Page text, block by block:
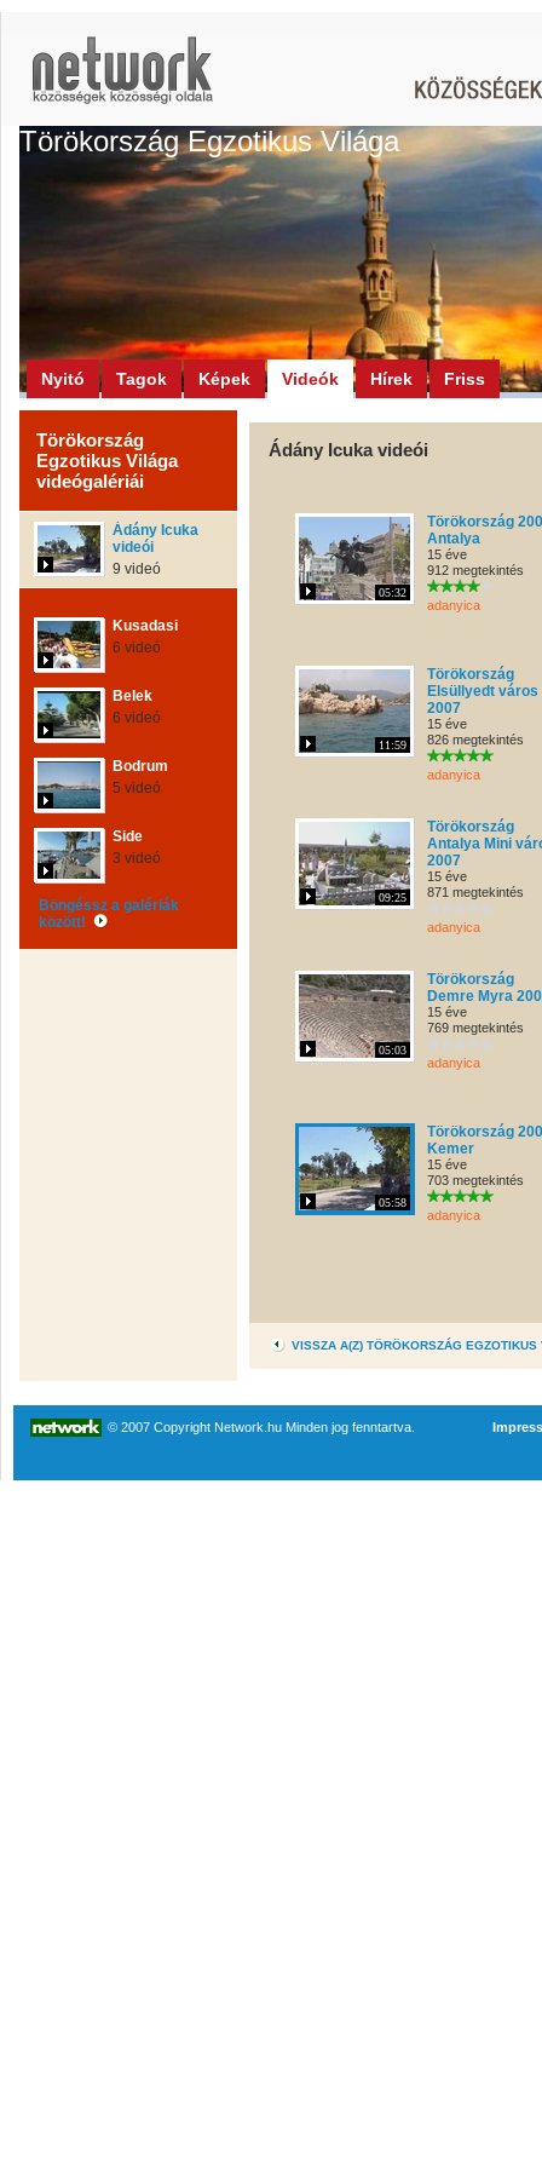
Törökország Egzotikus Világa
Nyitó Tagok Képek Videók Hírek Friss
Törökország
Egzotikus Világa
videógalériái
Ádány Icuka
videói
9 videó
Kusadasi
6 videó
Belek
6 videó
Bodrum
5 videó
Side
3 videó
Böngéssz a galériák
között!
Ádány Icuka videói
05:32
Törökország
Antalya
15 éve
912 megtekintés
adanyica
11:59
Törökország
Elsüllyedt város
2007
15 éve
826 megtekintés
adanyica
09:25
Törökország
Antalya Mini
2007
15 éve
871 megtekintés
adanyica
05:03
Törökország
Demre Myra
15 éve
769 megtekintés
adanyica
05:58
Törökország
Kemer
15 éve
703 megtekintés
adanyica
VISSZA A(Z) TÖRÖKORSZÁG
© 2007 Copyright Network.hu Minden jog fenntartva.